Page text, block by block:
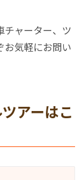
チャーター、ツ
お気軽にお問い
アーはこ